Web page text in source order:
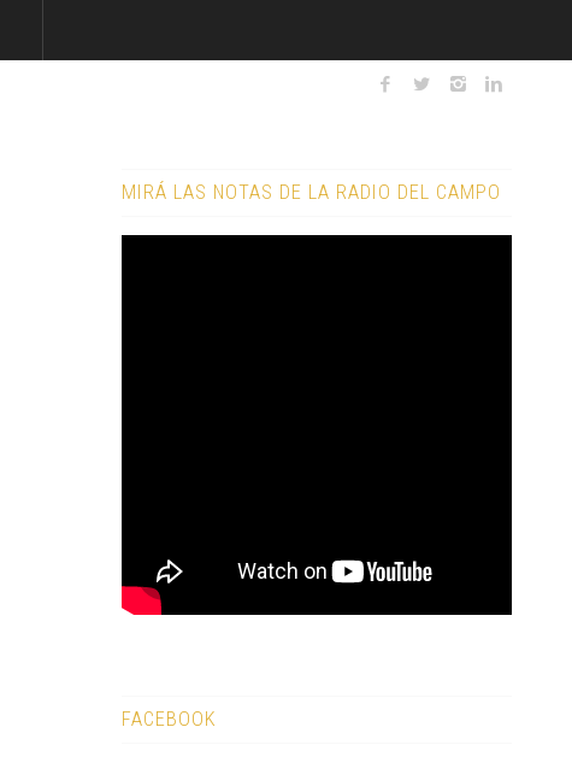
MIRÁ LAS NOTAS DE LA RADIO DEL CAMPO
FACEBOOK